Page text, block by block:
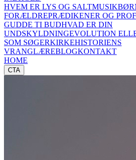
HVEM ER LYS OG SALTMUSIK
FORÆLDREPRÆDIKENER OG
GUDDE TI BUDHVAD ER DIN
UNDSKYLDNINGEVOLUTION
SOM SØGERKIRKEHISTORIENS
VRANGLÆREBLOGKONTAKT
HOME
CTA